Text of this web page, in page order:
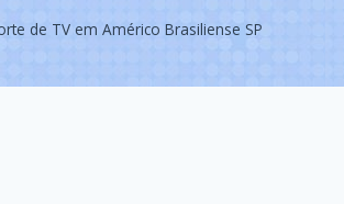
de TV em Américo Brasiliense SP